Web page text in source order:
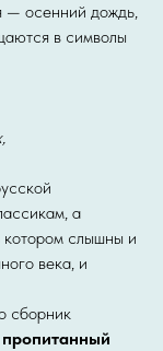
— осенний дождь,
в символы
а
котором слышны и
века, и
сборник